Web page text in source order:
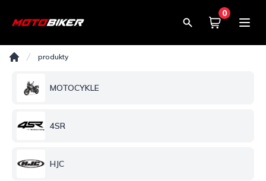
0
Košík 0,00€
Produktyprodukty
MOTOCYKLE
4SR
HJC